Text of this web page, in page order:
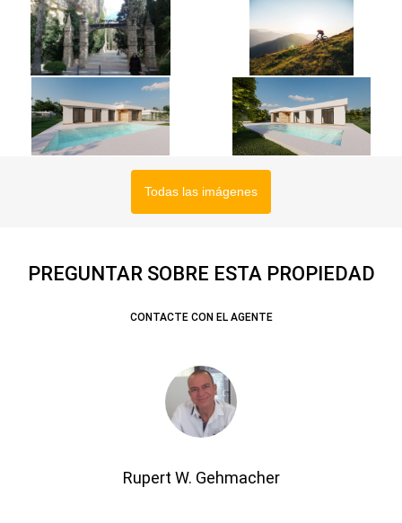
Todas las imágenes
PREGUNTAR SOBRE ESTA PROPIEDAD
CONTACTE CON EL AGENTE
Rupert W. Gehmacher